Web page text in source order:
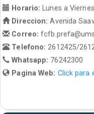
Horario: Lunes a
Direccion: Avenida
Correo:
Telefono:2612425/
Whatsapp: 76242300
Pagina Web: Click para